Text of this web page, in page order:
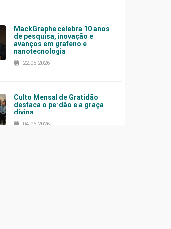
MackGraphe celebra 10 anos
de pesquisa, inovação e
avanços em grafeno e
nanotecnologia
22.05.2026
Culto Mensal de Gratidão
destaca o perdão e a graça
divina
04.05.2026